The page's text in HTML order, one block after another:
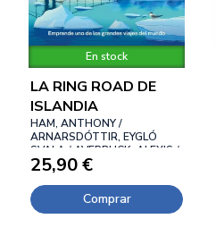
En stock
LA RING ROAD DE
ISLANDIA
HAM, ANTHONY /
ARNARSDÓTTIR, EYGLÓ
SVALA / AVERBUCK, ALEXIS /
BREMNER, JADE
25,90 €
Comprar